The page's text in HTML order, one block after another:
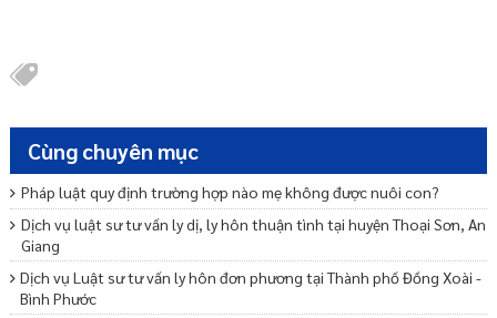
Cùng chuyên mục
Pháp luật quy định trường hợp nào mẹ không được nuôi con?
Dịch vụ luật sư tư vấn ly dị, ly hôn thuận tình tại huyện Thoại Sơn, An
Giang
Dịch vụ Luật sư tư vấn ly hôn đơn phương tại Thành phố Đồng Xoài -
Bình Phước